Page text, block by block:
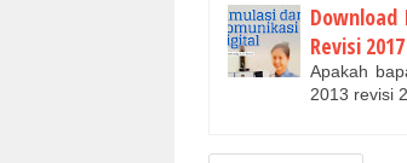
Revisi
Apakah
2013 revisi